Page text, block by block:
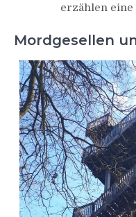
erzählen eine
Mordgesellen